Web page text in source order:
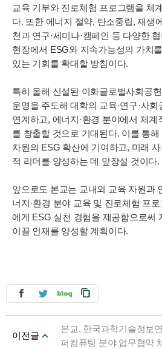
교육 기부와 진로체험 프로그램을 체
다. 또한 에너지 절약, 탄소중립, 재생
천과 연구·세미나·캠페인 등 다양한
현장에서 ESG와 지속가능성의 가치
있는 기회를 확대할 방침이다.
특히 올해 신설된 이화글로벌사회공
운영을 주도해 대학의 교육·연구·사
연계하고, 에너지·환경 분야에서 체
를 창출할 것으로 기대된다. 이를 통
차원의 ESG 확산에 기여하고, 미래
적 리더를 양성하는 데 앞장설 것이다.
앞으로도 본교는 교내외 교육 자원과
너지·환경 분야 교육 및 진로체험 프
에게 ESG 실천 경험을 제공함으로써
이끌 인재를 양성할 계획이다.
이전글
본교, 한국과학기술정보
퍼컴퓨팅 분야 업무협약